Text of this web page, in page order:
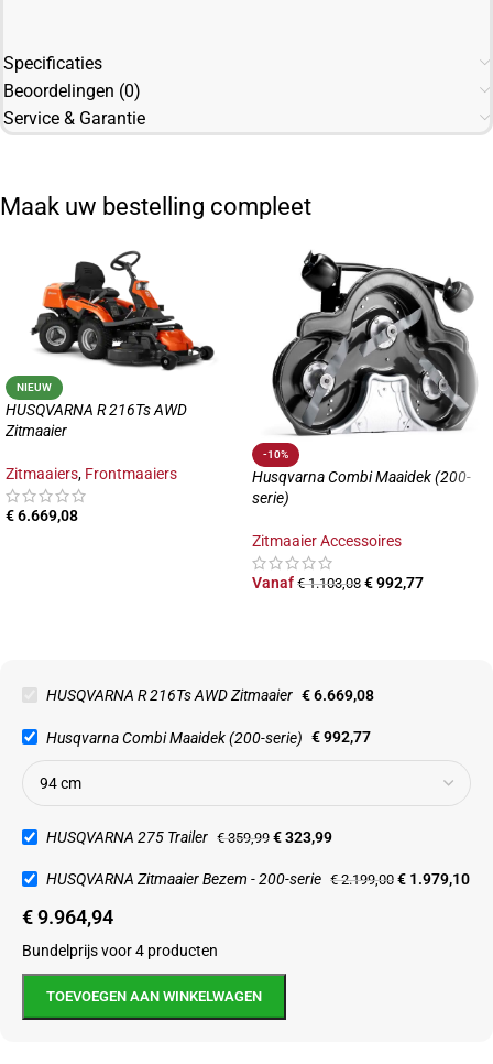
Specificaties
Beoordelingen (0)
Service & Garantie
Maak uw bestelling compleet
NIEUW
HUSQVARNA R 216Ts AWD
Zitmaaier
Zitmaaiers, Frontmaaiers
€6.669,08
-10%
Husqvarna Combi Maaidek (200-
serie)
Zitmaaier Accessoires
Vanaf €1.103,08 €992,77
HUSQVARNA R 216Ts AWD Zitmaaier €6.669,08
Husqvarna Combi Maaidek (200-serie) €992,77
HUSQVARNA 275 Trailer €359,99 €323,99
HUSQVARNA Zitmaaier Bezem - 200-serie €2.199,00 € 1.979,10
€9.964,94
Bundelprijs voor 4 producten
TOEVOEGEN AAN WINKELWAGEN